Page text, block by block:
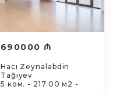
690000 ₼
Hacı Zeynalabdin
Tağıyev
5 ком. - 217.00 м2 -